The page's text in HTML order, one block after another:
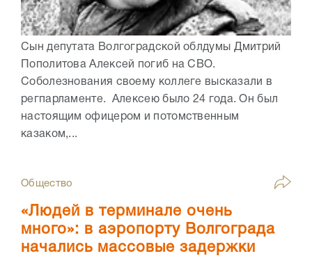
Сын депутата Волгоградской облдумы Дмитрий
Пополитова Алексей погиб на СВО.
Соболезнования своему коллеге высказали в
регпарламенте. Алексею было 24 года. Он был
настоящим офицером и потомственным
казаком,...
Общество
«Людей в терминале очень
много»: в аэропорту Волгограда
начались массовые задержки